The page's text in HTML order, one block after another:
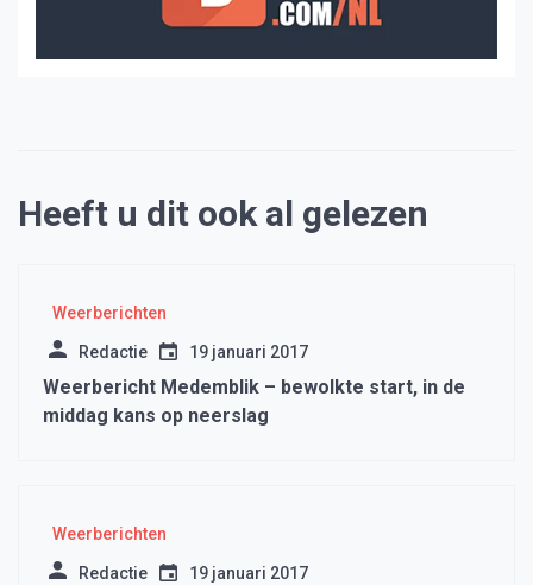
Heeft u dit ook al gelezen
Weerberichten
Redactie 19 januari 2017
Weerbericht Medemblik – bewolkte start, in de
middag kans op neerslag
Weerberichten
Redactie 19 januari 2017